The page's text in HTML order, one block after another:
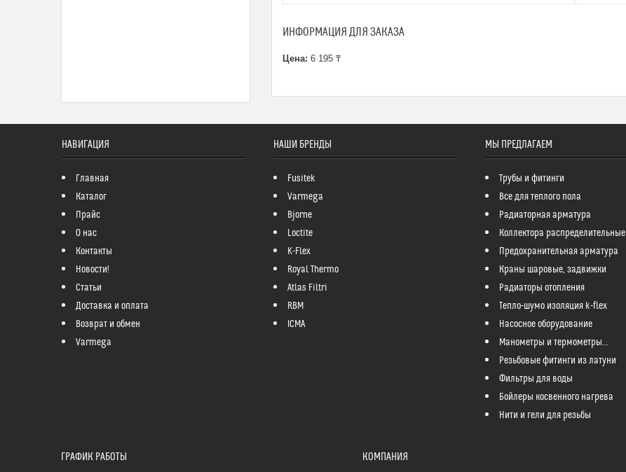
ИНФОРМАЦИЯ ДЛЯ ЗАКАЗА
Цена: 6 195 ₸
НАВИГАЦИЯ
Главная
Каталог
Прайс
О нас
Контакты
Новости!
Статьи
Доставка и оплата
Возврат и обмен
Varmega
НАШИ БРЕНДЫ
Fusitek
Varmega
Bjorne
Loctite
K-Flex
Royal Thermo
Atlas Filtri
RBM
ICMA
МЫ ПРЕДЛАГАЕМ
Трубы и фитинги
Все для теплого пола
Радиаторная арматура
Коллектора распределительные
Предохранительная арматура
Краны шаровые, задвижки
Радиаторы отопления
Тепло-шумо изоляция k-flex
Насосное оборудование
Манометры и термометры...
Резьбовые фитинги из латуни
Фильтры для воды
Бойлеры косвенного нагрева
Нити и гели для резьбы
ГРАФИК РАБОТЫ